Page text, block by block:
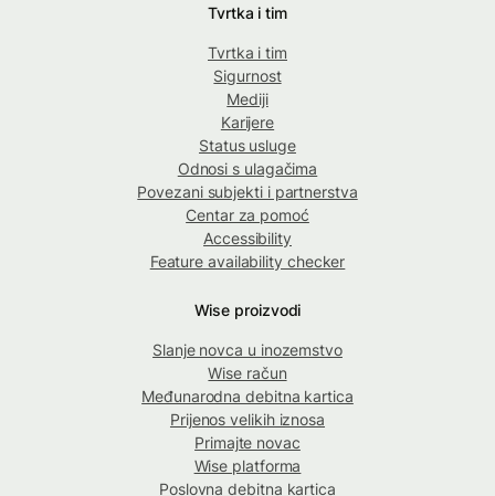
Tvrtka i tim
Tvrtka i tim
Sigurnost
Mediji
Karijere
Status usluge
Odnosi s ulagačima
Povezani subjekti i partnerstva
Centar za pomoć
Accessibility
Feature availability checker
Wise proizvodi
Slanje novca u inozemstvo
Wise račun
Međunarodna debitna kartica
Prijenos velikih iznosa
Primajte novac
Wise platforma
Poslovna debitna kartica